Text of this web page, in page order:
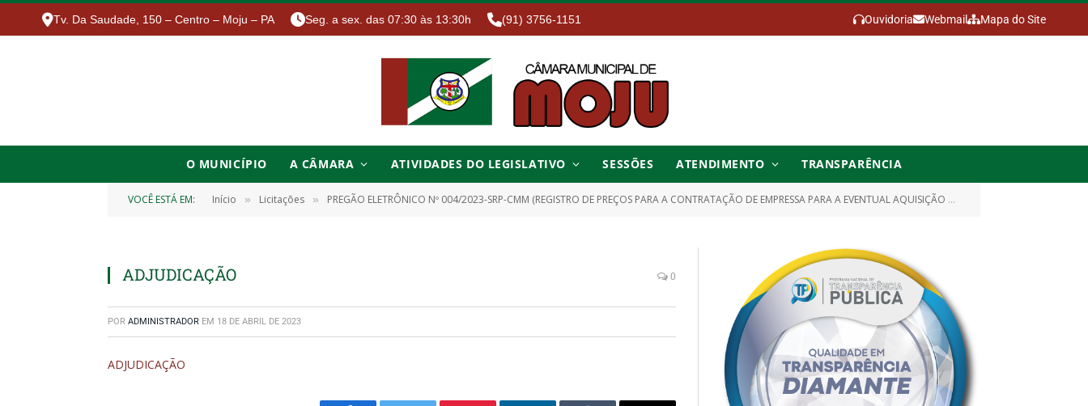
Tv. Da Saudade, 150 – Centro – Moju – PA Seg. a sex. das 07:30 às 13:30h (91) 3756-1151 Ouvidoria Webmail Mapa do Site
O MUNICÍPIO A CÂMARA ATIVIDADES DO LEGISLATIVO SESSÕES ATENDIMENTO TRANSPARÊNCIA
VOCÊ ESTÁ EM: Início » Licitações » PREGÃO ELETRÔNICO Nº 004/2023-SRP-CMM (REGISTRO DE PREÇOS PARA A CONTRATAÇÃO DE EMPRESSA PARA A EVENTUAL AQUISIÇÃO DE GÊNEROS ALIMENTÍCIOS)
ADJUDICAÇÃO 0
POR ADMINISTRADOR EM 18 DE ABRIL DE 2023
ADJUDICAÇÃO